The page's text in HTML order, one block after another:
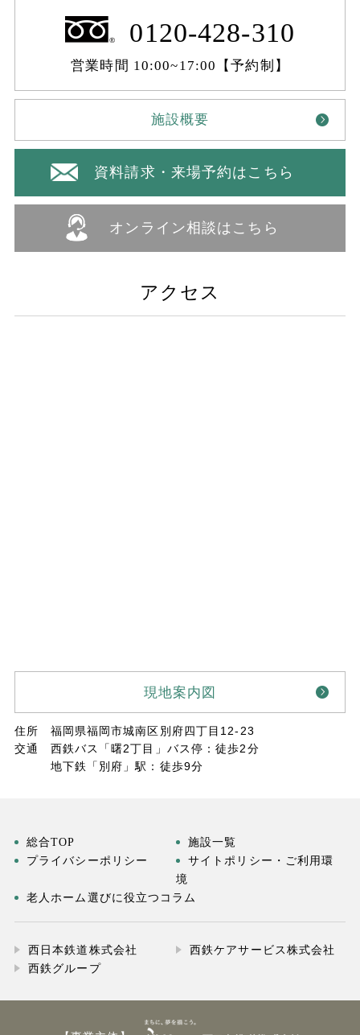
0120-428-310
営業時間 10:00~17:00【予約制】
施設概要
資料請求・来場予約はこちら
オンライン相談はこちら
アクセス
住所
福岡県福岡市城南区別府四丁目12-23
交通
西鉄バス「曙2丁目」バス停：徒歩2分
地下鉄「別府」駅：徒歩9分
現地案内図
総合TOP
施設一覧
プライバシーポリシー
サイトポリシー・ご利用環
境
老人ホーム選びに役立つコラム
西日本鉄道株式会社
西鉄ケアサービス株式会社
西鉄グループ